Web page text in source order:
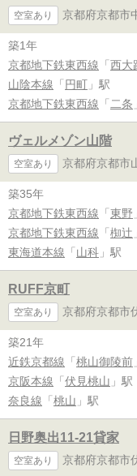
空室あり 京都府京都市
築1年
京都地下鉄東西線 「 西大
山陰本線 「 円町 」駅
京都地下鉄東西線 「 二条
ヴェルメゾン山階
空室あり 京都府京都市
築35年
京都地下鉄東西線 「 東野
京都地下鉄東西線 「 椥辻
東海道本線 「 山科 」駅
RUFF京町
空室あり 京都府京都市
築21年
近鉄京都線 「 桃山御陵前
京阪本線 「 伏見桃山 」駅
奈良線 「 桃山 」駅
日野奥出11-21貸家
空室あり 京都府京都市